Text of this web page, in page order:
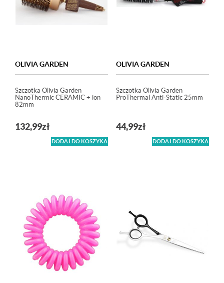
OLIVIA GARDEN
Szczotka Olivia Garden
NanoThermic CERAMIC + ion
82mm
132,99zł
DODAJ DO KOSZYKA
OLIVIA GARDEN
Szczotka Olivia Garden
ProThermal Anti-Static 25mm
44,99zł
DODAJ DO KOSZYKA